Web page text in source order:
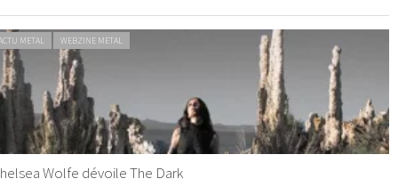
METAL WEBZINE METAL
Wolfe dévoile The Dark